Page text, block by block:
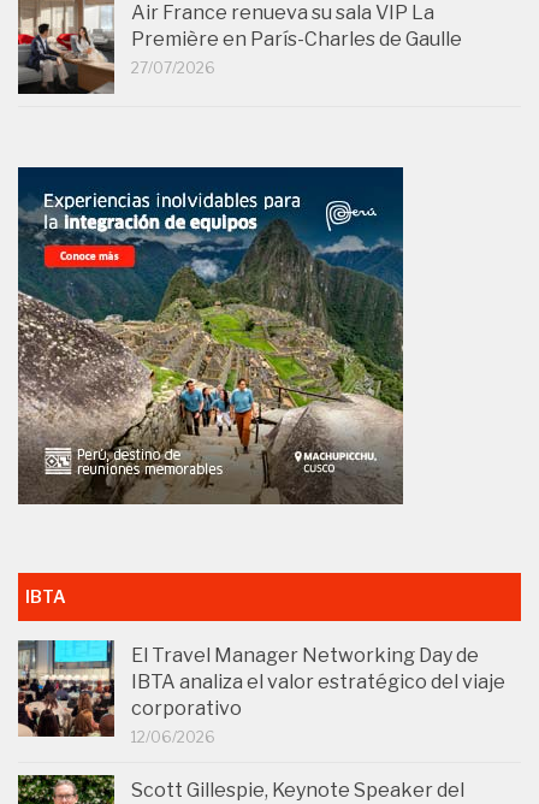
Air France renueva su sala VIP La
Première en París-Charles de Gaulle
27/07/2026
IBTA
El Travel Manager Networking Day de
IBTA analiza el valor estratégico del viaje
corporativo
12/06/2026
Scott Gillespie, Keynote Speaker del